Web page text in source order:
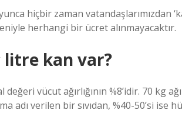
hiçbir zaman vatandaşlarımızdan
herhangi bir ücret alınmayacaktır.
litre kan var?
vücut ağırlığının %8’idir. 70 kg
adı verilen bir sıvıdan, %40-50’si ise